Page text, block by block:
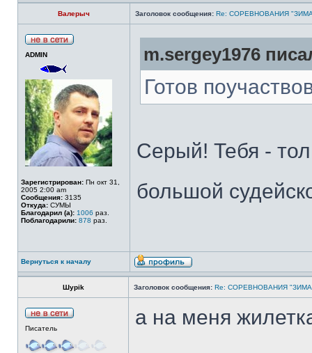
Валерыч Заголовок сообщения: Re: СОРЕВНОВАНИЯ
ADMIN
Зарегистрирован: Пн окт 31,
2005 2:00 am
Сообщения: 3135
Откуда: СУМЫ
Благодарил (а): 1006 раз.
Поблагодарили: 878 раз.
m.sergey1976
Готов
Серый! Тебя -
большой
Вернуться к началу
Шypik Заголовок сообщения: Re: СОРЕВНОВАНИЯ
Писатель а на меня